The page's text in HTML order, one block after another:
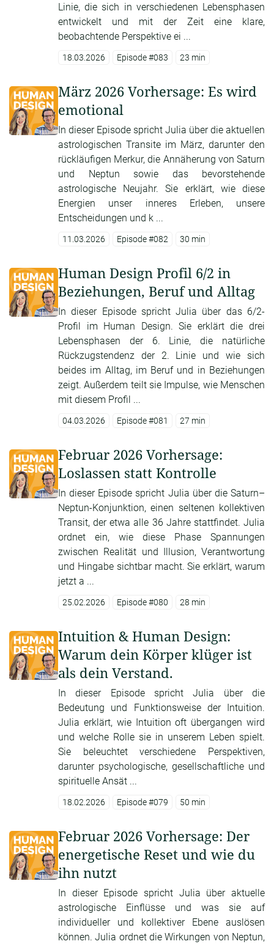
Linie, die sich in verschiedenen Lebensphasen
entwickelt und mit der Zeit eine klare,
beobachtende Perspektive ei ...
18.03.2026 Episode #083 23 min
März 2026 Vorhersage: Es wird
emotional
In dieser Episode spricht Julia über die aktuellen
astrologischen Transite im März, darunter den
rückläufigen Merkur, die Annäherung von Saturn
und Neptun sowie das bevorstehende
astrologische Neujahr. Sie erklärt, wie diese
Energien unser inneres Erleben, unsere
Entscheidungen und k ...
11.03.2026 Episode #082 30 min
Human Design Profil 6/2 in
Beziehungen, Beruf und Alltag
In dieser Episode spricht Julia über das 6/2-
Profil im Human Design. Sie erklärt die drei
Lebensphasen der 6. Linie, die natürliche
Rückzugstendenz der 2. Linie und wie sich
beides im Alltag, im Beruf und in Beziehungen
zeigt. Außerdem teilt sie Impulse, wie Menschen
mit diesem Profil ...
04.03.2026 Episode #081 27 min
Februar 2026 Vorhersage:
Loslassen statt Kontrolle
In dieser Episode spricht Julia über die Saturn–
Neptun-Konjunktion, einen seltenen kollektiven
Transit, der etwa alle 36 Jahre stattfindet. Julia
ordnet ein, wie diese Phase Spannungen
zwischen Realität und Illusion, Verantwortung
und Hingabe sichtbar macht. Sie erklärt, warum
jetzt a ...
25.02.2026 Episode #080 28 min
Intuition & Human Design:
Warum dein Körper klüger ist
als dein Verstand.
In dieser Episode spricht Julia über die
Bedeutung und Funktionsweise der Intuition.
Julia erklärt, wie Intuition oft übergangen wird
und welche Rolle sie in unserem Leben spielt.
Sie beleuchtet verschiedene Perspektiven,
darunter psychologische, gesellschaftliche und
spirituelle Ansät ...
18.02.2026 Episode #079 50 min
Februar 2026 Vorhersage: Der
energetische Reset und wie du
ihn nutzt
In dieser Episode spricht Julia über aktuelle
astrologische Einflüsse und was sie auf
individueller und kollektiver Ebene auslösen
können. Julia ordnet die Wirkungen von Neptun,